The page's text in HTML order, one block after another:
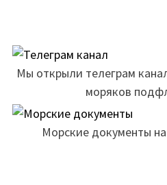
Мы открыли телеграм
моряков
Морские документы